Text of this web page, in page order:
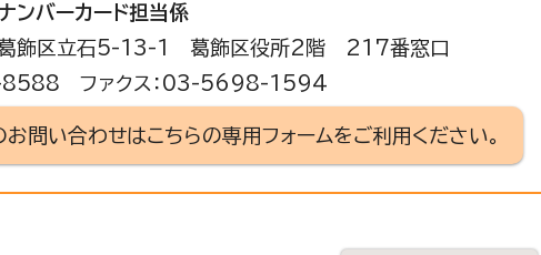
ンバーカード担当係
区立石5-13-1 葛飾区役所2階 217番窓口
8588 ファクス：03-5698-1594
お問い合わせはこちらの専用フォームをご利用ください。